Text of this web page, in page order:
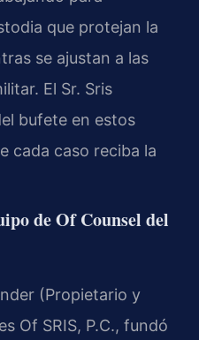
que protejan la
se ajustan a las
El Sr. Sris
bufete en estos
cada caso reciba la
de Of Counsel del
(Propietario y
Of SRIS, P.C., fundó